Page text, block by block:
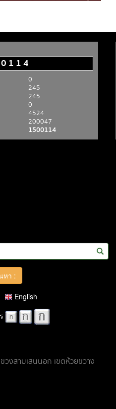
0
245
245
0
4524
200047
1500114
English
งสามเสนนอก เขตห้วยขวาง